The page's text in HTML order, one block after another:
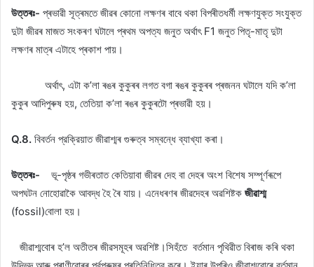
উত্তৰঃ- প্ৰভাৱী সূত্ৰমতে জীৱৰ কোনো লক্ষণৰ বাবে থকা বিপৰীতধৰ্মী লক্ষণযুক্ত সংযুক্ত
দুটা জীৱৰ মাজত সংকৰণ ঘটালে প্ৰথম অপত্য জনুত অৰ্থাৎ F1 জনুত পিতৃ-মাতৃ দুটা
লক্ষণৰ মাত্ৰ এটাহে প্ৰকাশ পায়।
অৰ্থাৎ, এটা ক’লা ৰঙৰ কুকুৰৰ লগত বগা ৰঙৰ কুকুৰৰ প্ৰজনন ঘটালে যদি ক’লা
কুকুৰ আদিপুৰুষ হয়, তেতিয়া ক’লা ৰঙৰ কুকুৰটো প্ৰভাৱী হয়।
Q.8. বিবর্তন প্রক্রিয়াত জীৱাশ্মৰ গুৰুত্ব সম্বন্ধে ব্যাখ্যা কৰা।
উত্তৰঃ- ভূ-পৃষ্ঠৰ গভীৰতাত কেতিয়াবা জীৱৰ দেহ বা দেহৰ অংশ বিশেষ সম্পূৰ্ণৰূপে
অপঘটন নোহোৱাকৈ আবদ্ধ হৈ ৰৈ যায়। এনেধৰণৰ জীৱদেহৰ অৱশিষ্টক জীৱাশ্ম
(fossil)বোলা হয়।
জীৱাশ্মবোৰ হ’ল অতীতৰ জীৱসমূহৰ অৱশিষ্ট।সিহঁতে বর্তমান পৃথিৱীত বিৰাজ কৰি থকা